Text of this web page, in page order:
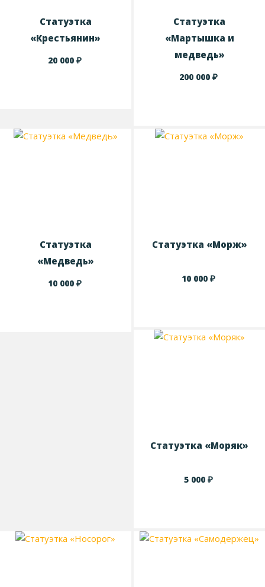
Статуэтка
«Крестьянин»
20 000 ₽
Статуэтка
«Мартышка и
медведь»
200 000₽
Статуэтка
«Медведь»
10 000 ₽
Статуэтка «Морж»
10 000₽
Статуэтка «Моряк»
5 000₽